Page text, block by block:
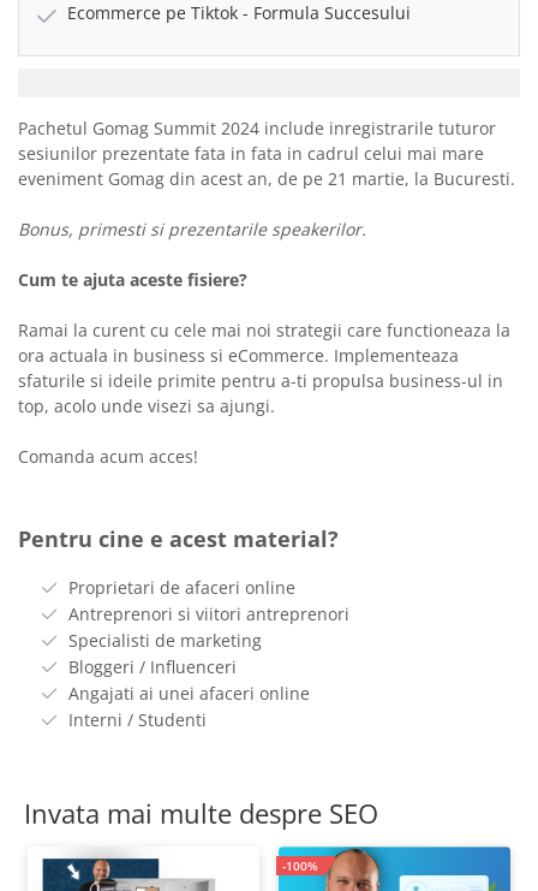
Ecommerce pe Tiktok - Formula Succesului
Pachetul Gomag Summit 2024 include inregistrarile tuturor
sesiunilor prezentate fata in fata in cadrul celui mai mare
eveniment Gomag din acest an, de pe 21 martie, la Bucuresti.
Bonus, primesti si prezentarile speakerilor.
Cum te ajuta aceste fisiere?
Ramai la curent cu cele mai noi strategii care functioneaza la
ora actuala in business si eCommerce. Implementeaza
sfaturile si ideile primite pentru a-ti propulsa business-ul in
top, acolo unde visezi sa ajungi.
Comanda acum acces!
Pentru cine e acest material?
Proprietari de afaceri online
Antreprenori si viitori antreprenori
Specialisti de marketing
Bloggeri / Influenceri
Angajati ai unei afaceri online
Interni / Studenti
Invata mai multe despre SEO
-100%